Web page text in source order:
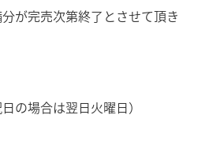
が完売次第終了とさせて頂き
の場合は翌日火曜日）